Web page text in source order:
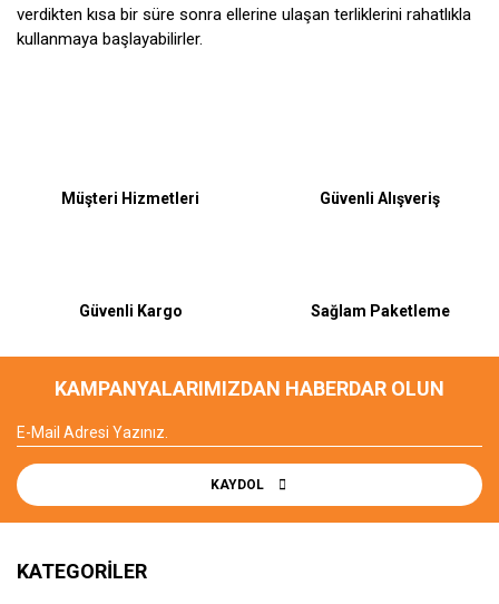
verdikten kısa bir süre sonra ellerine ulaşan terliklerini rahatlıkla
kullanmaya başlayabilirler.
Müşteri Hizmetleri Güvenli Alışveriş
Güvenli Kargo Sağlam Paketleme
KAMPANYALARIMIZDAN HABERDAR OLUN
KAYDOL
KATEGORİLER